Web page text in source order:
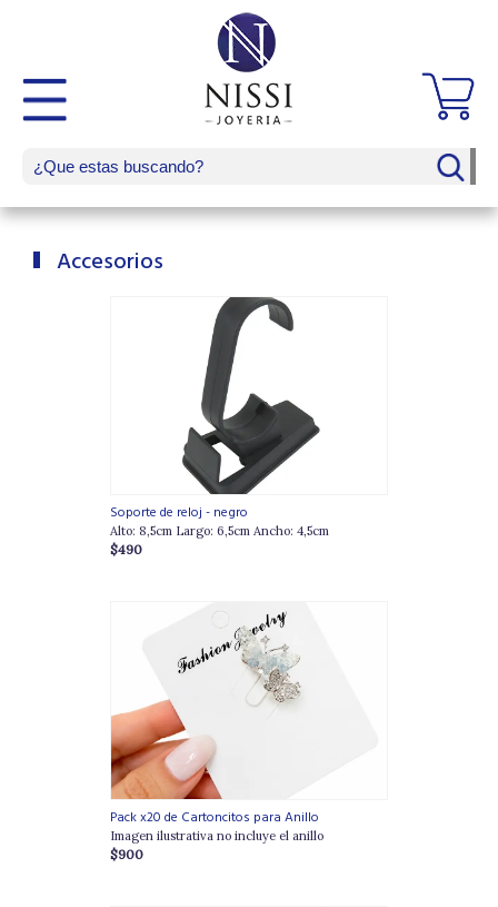
Accesorios
Soporte de reloj - negro
Alto: 8,5cm Largo: 6,5cm Ancho: 4,5cm
$490
Pack x20 de Cartoncitos para Anillo
Imagen ilustrativa no incluye el anillo
$900